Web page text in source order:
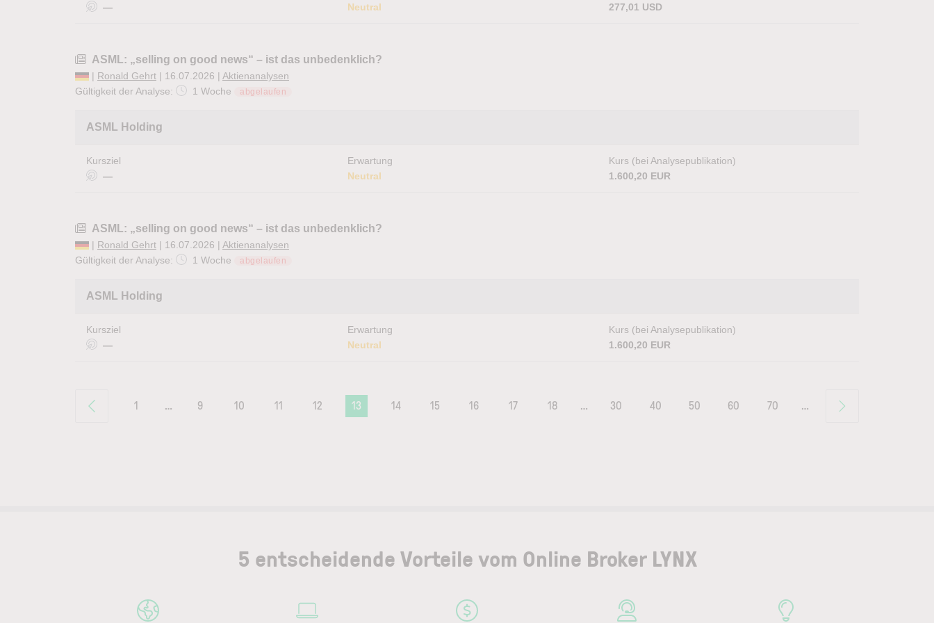
—
Neutral
277,01 USD
ASML: „selling on good news“ – ist das unbedenklich?
| Ronald Gehrt | 16.07.2026 | Aktienanalysen
Gültigkeit der Analyse:
1 Woche abgelaufen
ASML Holding
Kursziel
—
Erwartung
Neutral
Kurs (bei Analysepublikation)
1.600,20 EUR
ASML: „selling on good news“ – ist das unbedenklich?
| Ronald Gehrt | 16.07.2026 | Aktienanalysen
Gültigkeit der Analyse:
1 Woche abgelaufen
ASML Holding
Kursziel
—
Erwartung
Neutral
Kurs (bei Analysepublikation)
1.600,20 EUR
1 … 9 10 11 12 13 14 15 16 17 18 … 30 40 50 60 70 …
5 entscheidende Vorteile vom Online Broker LYNX